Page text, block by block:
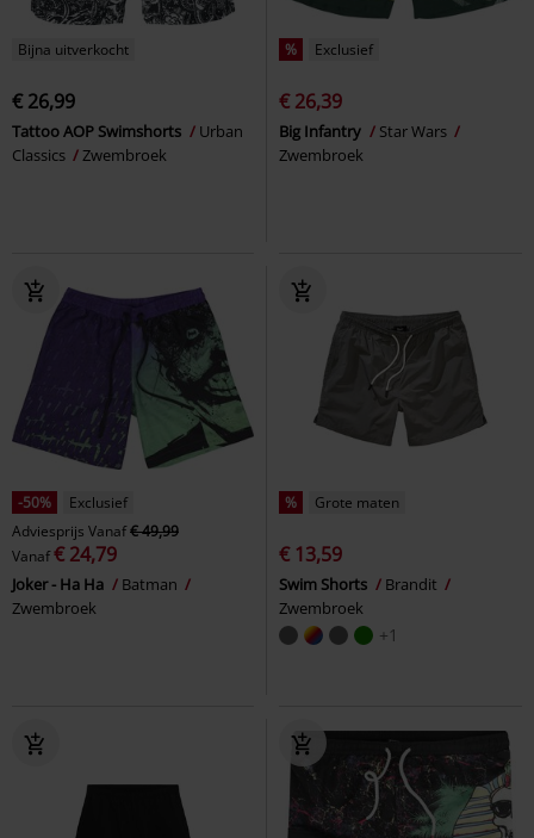
Bijna uitverkocht
€ 26,99
Tattoo AOP Swimshorts
Urban
Classics
Zwembroek
% Exclusief
€ 26,39
Big Infantry
Star Wars
Zwembroek
-50%
Exclusief
Adviesprijs Vanaf€ 49,99
Vanaf€ 24,79
Joker - Ha Ha
Batman
Zwembroek
% Grote maten
€ 13,59
Swim Shorts
Brandit
Zwembroek
+1